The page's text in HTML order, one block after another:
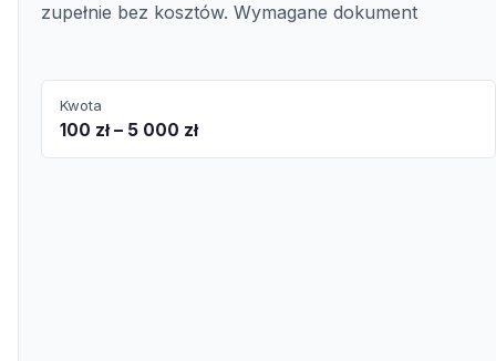
zupełnie bez kosztów. Wymagane dokument
Kwota
100 zł – 5 000 zł